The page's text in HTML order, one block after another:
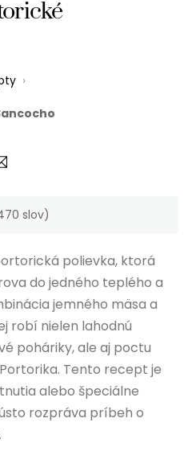
›
slov)
polievka, ktorá
do jedného teplého a
jemného mäsa a
robí nielen lahodnú
poháriky, ale aj poctu
Tento recept je
alebo špeciálne
rozpráva príbeh o